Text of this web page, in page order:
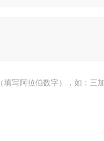
填写阿拉伯数字），如：三